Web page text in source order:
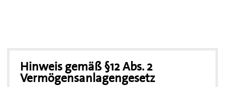
Hinweis gemäß §12 Abs. 2
Vermögensanlagengesetz